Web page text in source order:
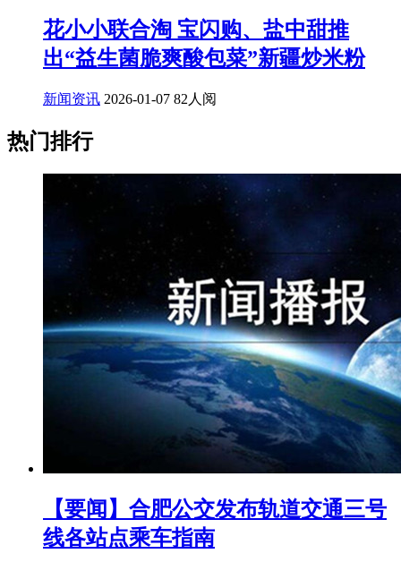
花小小联合淘 宝闪购、盐中甜推
出“益生菌脆爽酸包菜”新疆炒米粉
新闻资讯 2026-01-07 82人阅
热门排行
【要闻】合肥公交发布轨道交通三号
线各站点乘车指南